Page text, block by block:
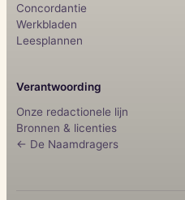
Concordantie
Werkbladen
Leesplannen
Verantwoording
Onze redactionele lijn
Bronnen & licenties
← De Naamdragers